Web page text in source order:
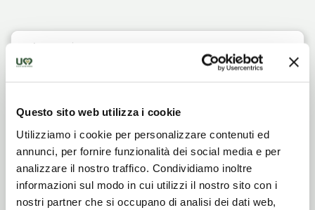
Questo sito web utilizza i cookie
Utilizziamo i cookie per personalizzare contenuti ed
annunci, per fornire funzionalità dei social media e per
analizzare il nostro traffico. Condividiamo inoltre
informazioni sul modo in cui utilizzi il nostro sito con i
nostri partner che si occupano di analisi dei dati web,
Giorno